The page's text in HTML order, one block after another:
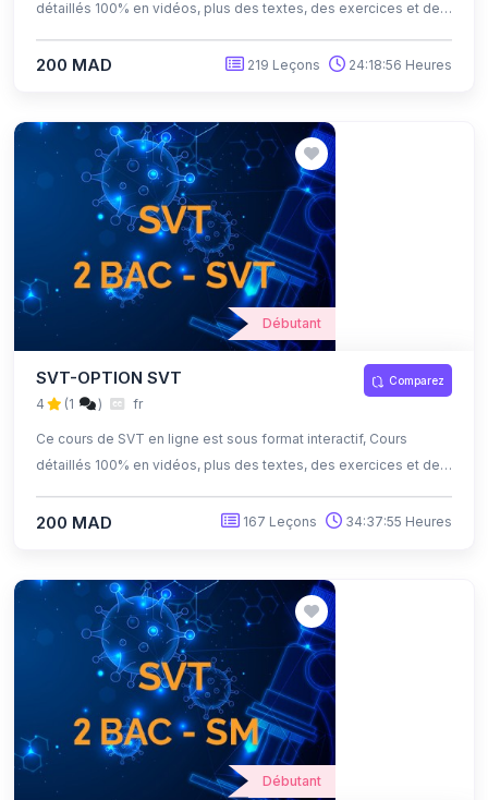
détaillés 100% en vidéos, plus des textes, des exercices et des
d'apprendre à son propre rythme grâce à l'auto-apprentissage
200 MAD 219 Leçons 24:18:56 Heures
Débutant
SVT-OPTION SVT Comparez
4 (1 ) fr
Ce cours de SVT en ligne est sous format interactif, Cours
détaillés 100% en vidéos, plus des textes, des exercices et des
d'apprendre à son propre rythme grâce à l'auto-apprentissage
200 MAD 167 Leçons 34:37:55 Heures
Débutant